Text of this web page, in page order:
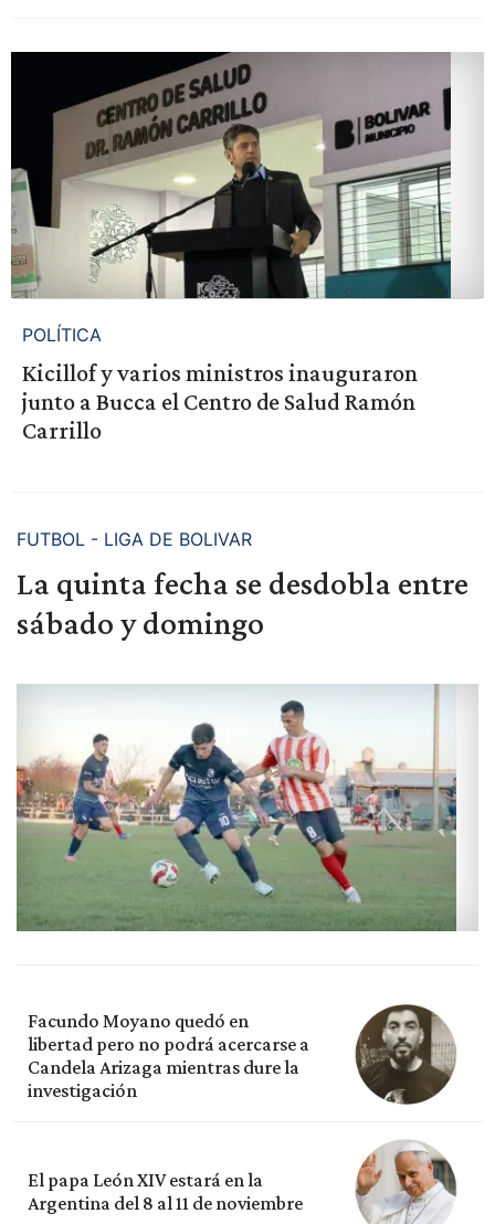
POLÍTICA
Kicillof y varios ministros inauguraron
junto a Bucca el Centro de Salud Ramón
Carrillo
FUTBOL - LIGA DE BOLIVAR
La quinta fecha se desdobla entre
sábado y domingo
Facundo Moyano quedó en
libertad pero no podrá acercarse a
Candela Arizaga mientras dure la
investigación
El papa León XIV estará en la
Argentina del 8 al 11 de noviembre